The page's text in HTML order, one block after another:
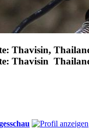
Thavisin,
Thavisin